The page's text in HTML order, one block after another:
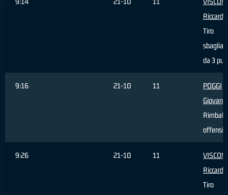
Riccardo
Tiro
da 3
9:16 21-10 11
POGGI
Giovanni
9:26 21-10 11
Riccardo
Tiro